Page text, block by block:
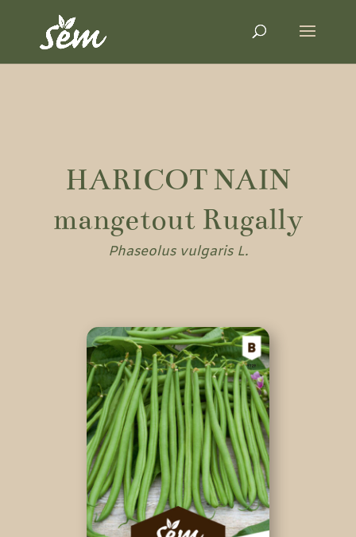
HARICOT NAIN
mangetout Rugally
Phaseolus vulgaris L.